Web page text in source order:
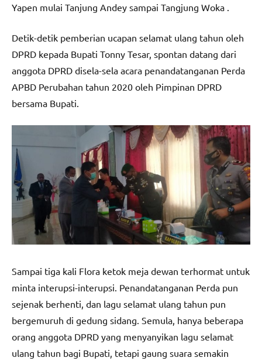
Yapen mulai Tanjung Andey sampai Tangjung Woka .
Detik-detik pemberian ucapan selamat ulang tahun oleh
DPRD kepada Bupati Tonny Tesar, spontan datang dari
anggota DPRD disela-sela acara penandatanganan Perda
APBD Perubahan tahun 2020 oleh Pimpinan DPRD
bersama Bupati.
Sampai tiga kali Flora ketok meja dewan terhormat untuk
minta interupsi-interupsi. Penandatanganan Perda pun
sejenak berhenti, dan lagu selamat ulang tahun pun
bergemuruh di gedung sidang. Semula, hanya beberapa
orang anggota DPRD yang menyanyikan lagu selamat
ulang tahun bagi Bupati, tetapi gaung suara semakin